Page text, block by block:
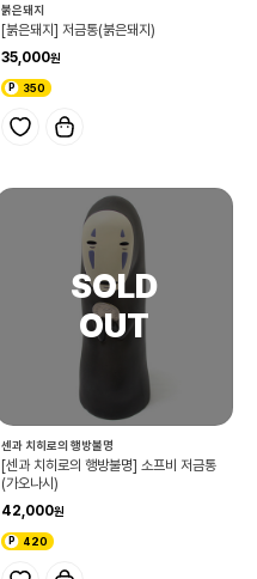
붉은돼지
[붉은돼지] 저금통(붉은돼지)
35,000
350
센과 치히로의 행방불명
[센과 치히로의 행방불명] 소프비 저금통
(가오나시)
42,000
420